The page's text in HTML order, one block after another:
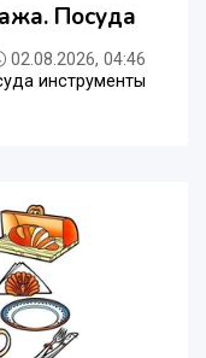
Посуда
02.08.2026, 04:46
инструменты